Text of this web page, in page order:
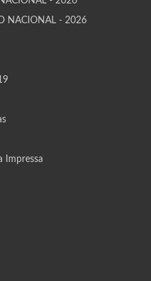
NACIONAL - 2026
Impressa